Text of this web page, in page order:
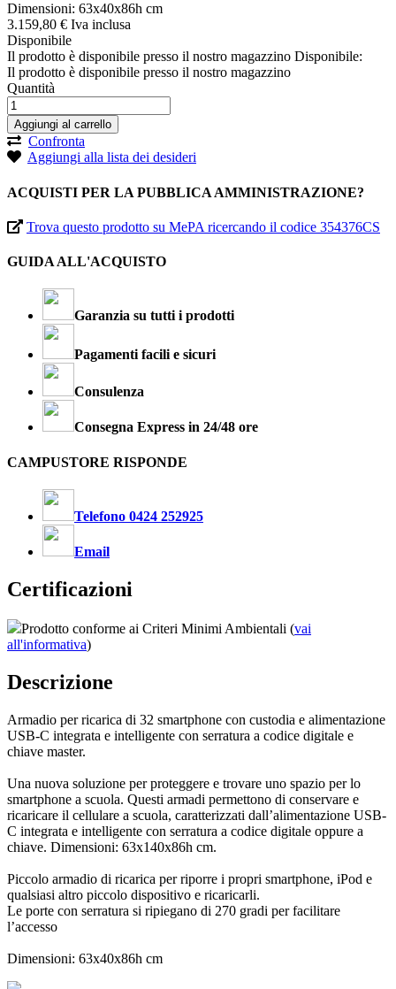
Dimensioni: 63x40x86h cm
3.159,80 € Iva inclusa
Disponibile
Il prodotto è disponibile presso il nostro magazzino Disponibile:
Il prodotto è disponibile presso il nostro magazzino
Quantità
Aggiungi al carrello
Confronta
Aggiungi alla lista dei desideri
ACQUISTI PER LA PUBBLICA AMMINISTRAZIONE?
Trova questo prodotto su MePA ricercando il codice 354376CS
GUIDA ALL'ACQUISTO
Garanzia su tutti i prodotti
Pagamenti facili e sicuri
Consulenza
Consegna Express in 24/48 ore
CAMPUSTORE RISPONDE
Telefono 0424 252925
Email
Certificazioni
Prodotto conforme ai Criteri Minimi Ambientali (vai
all'informativa)
Descrizione
Armadio per ricarica di 32 smartphone con custodia e alimentazione
USB-C integrata e intelligente con serratura a codice digitale e
chiave master.
Una nuova soluzione per proteggere e trovare uno spazio per lo
smartphone a scuola. Questi armadi permettono di conservare e
ricaricare il cellulare a scuola, caratterizzati dall’alimentazione USB-
C integrata e intelligente con serratura a codice digitale oppure a
chiave. Dimensioni: 63x140x86h cm.
Piccolo armadio di ricarica per riporre i propri smartphone, iPod e
qualsiasi altro piccolo dispositivo e ricaricarli.
Le porte con serratura si ripiegano di 270 gradi per facilitare
l’accesso
Dimensioni: 63x40x86h cm